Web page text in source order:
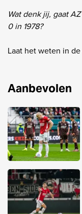
Wat denk jij, gaat
0 in 1978?
Laat het weten in
Aanbevolen